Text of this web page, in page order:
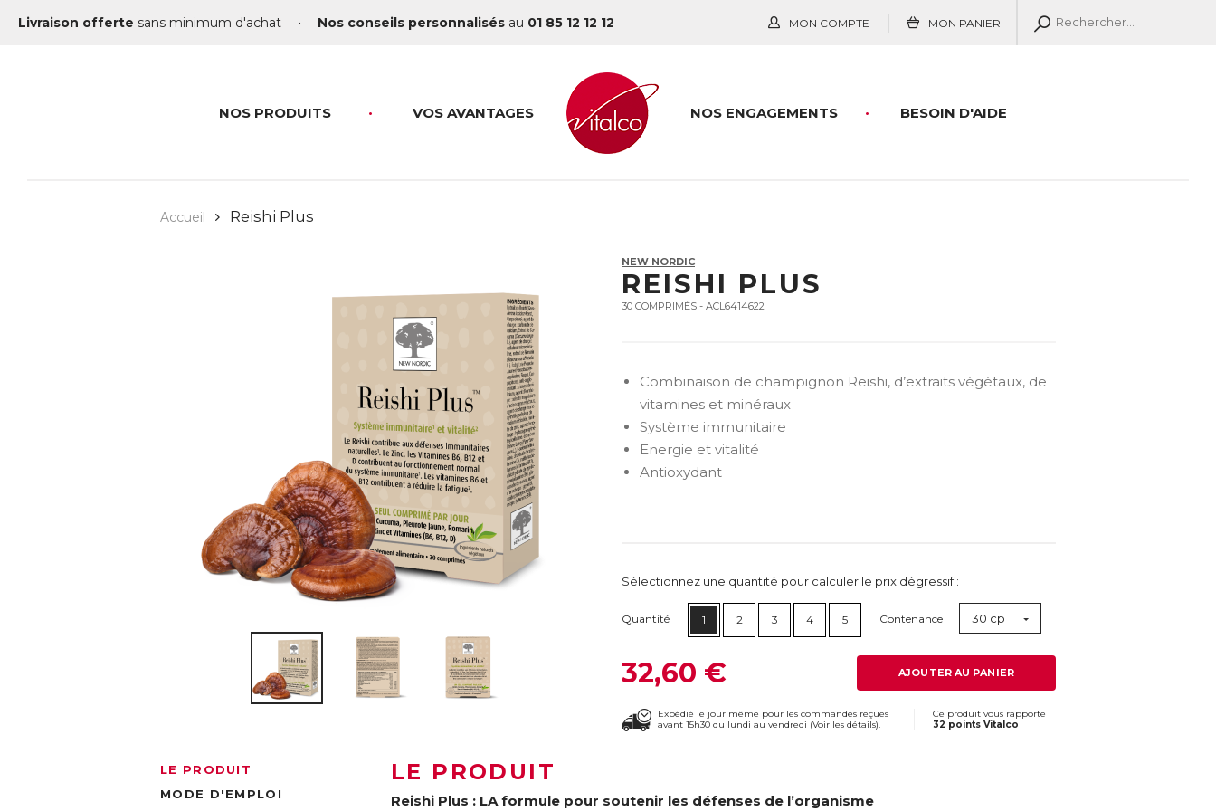
Livraison offerte sans minimum d'achat • Nos conseils personnalisés au 01 85 12 12 12 MON COMPTE MON PANIER
NOS PRODUITS VOS AVANTAGES BESOIN D'AIDE
NOS ENGAGEMENTS
Accueil Reishi Plus
NEW NORDIC
REISHI PLUS
30 COMPRIMÉS - ACL6414622
Combinaison de champignon Reishi, d’extraits végétaux, de
vitamines et minéraux
Système immunitaire
Energie et vitalité
Antioxydant
Sélectionnez une quantité pour calculer le prix dégressif :
Quantité 1 2 3 4 5 Contenance 30 cp
32,60 € AJOUTER AU PANIER
Expédié le jour même pour les commandes reçues
avant 15h30 du lundi au vendredi (Voir les détails).
Ce produit vous rapporte
32 points Vitalco
LE PRODUIT
MODE D'EMPLOI
LE PRODUIT
Reishi Plus : LA formule pour soutenir les défenses de l’organisme